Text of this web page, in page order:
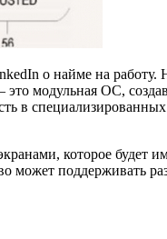
о найме на
модульная ОС,
в
которое
может